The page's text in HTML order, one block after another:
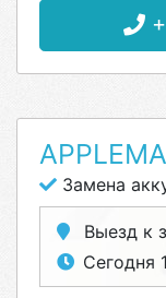
Замена
Выезд к
Сегодня